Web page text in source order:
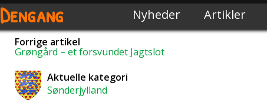
Dengang Nyheder Artikler
Forrige artikel
Grøngård – et forsvundet Jagtslot
Aktuelle kategori
Sønderjylland